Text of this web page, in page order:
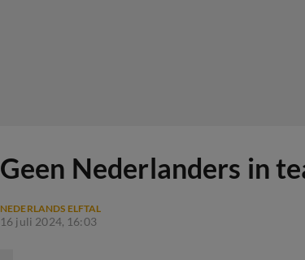
Geen Nederlanders in
NEDERLANDS ELFTAL
16 juli 2024, 16:03